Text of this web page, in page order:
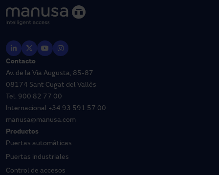
Contacto
Av. de la Via Augusta, 85-87
08174 Sant Cugat del Vallès
Tel. 900 82 77 00
Internacional +34 93 591 57 00
manusa@manusa.com
Productos
Puertas automáticas
Puertas industriales
Control de accesos